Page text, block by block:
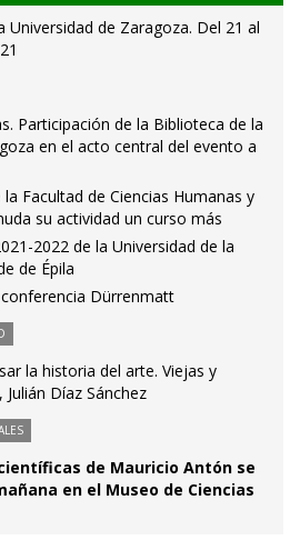
Universidad de Zaragoza. Del 21 al
Participación de la Biblioteca de la
en el acto central del evento a
la Facultad de Ciencias Humanas y
su actividad un curso más
2022 de la Universidad de la
de Épila
Dürrenmatt
la historia del arte. Viejas y
Díaz Sánchez
de Mauricio Antón se
en el Museo de Ciencias